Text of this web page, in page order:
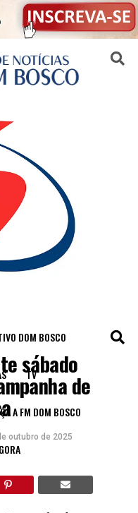
DOM BOSCO
TV
A FM DOM BOSCO
sábado
de
outubro de 2025